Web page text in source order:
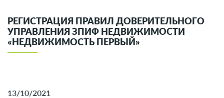
РЕГИСТРАЦИЯ ПРАВИЛ ДОВЕРИТЕЛЬНОГО
УПРАВЛЕНИЯ ЗПИФ НЕДВИЖИМОСТИ
«НЕДВИЖИМОСТЬ ПЕРВЫЙ»
13/10/2021